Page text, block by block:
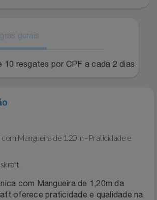
gerais
10 resgates por CPF a cada 2 dias
com Mangueira de 1,20m - Praticidade e
com Mangueira de 1,20m da
oferece praticidade e qualidade na